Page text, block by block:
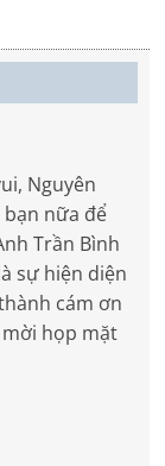
Nguyên
nữa để
Trần Bình
sự hiện diện
cám ơn
mời họp mặt